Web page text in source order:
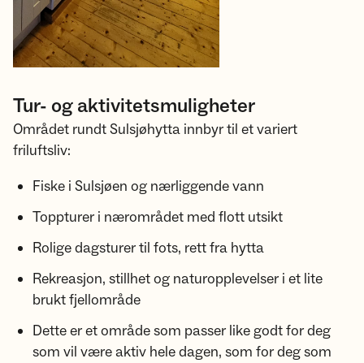
Tur- og aktivitetsmuligheter
Området rundt Sulsjøhytta innbyr til et variert
friluftsliv:
Fiske i Sulsjøen og nærliggende vann
Toppturer i nærområdet med flott utsikt
Rolige dagsturer til fots, rett fra hytta
Rekreasjon, stillhet og naturopplevelser i et lite
brukt fjellområde
Dette er et område som passer like godt for deg
som vil være aktiv hele dagen, som for deg som